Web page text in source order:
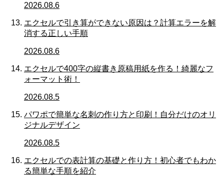
2026.08.6
エクセルで引き算ができない原因は？計算エラーを解
消する正しい手順
2026.08.6
エクセルで400字の縦書き原稿用紙を作る！綺麗なフ
ォーマット術！
2026.08.5
パワポで簡単な名刺の作り方と印刷！自分だけのオリ
ジナルデザイン
2026.08.5
エクセルでの表計算の基礎と作り方！初心者でもわか
る簡単な手順を紹介